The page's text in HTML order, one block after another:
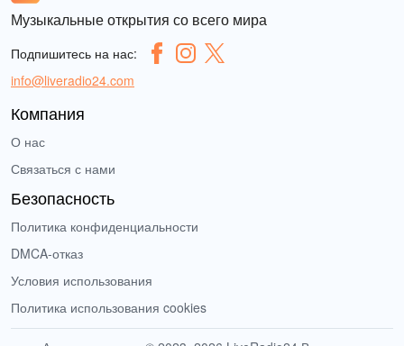
Музыкальные открытия со всего мира
Подпишитесь на нас:
info@liveradio24.com
Компания
О нас
Связаться с нами
Безопасность
Политика конфиденциальности
DMCA-отказ
Условия использования
Политика использования cookies